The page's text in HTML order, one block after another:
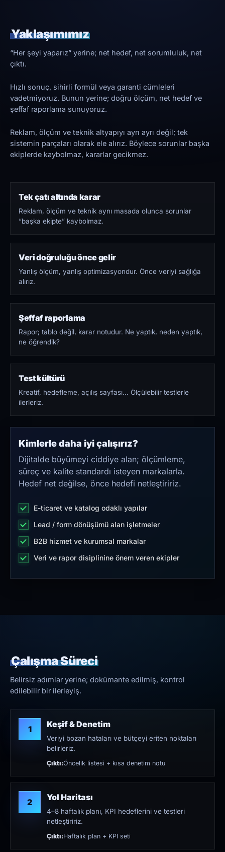
Yaklaşımımız
“Her şeyi yaparız” yerine; net hedef, net sorumluluk, net
çıktı.
Hızlı sonuç, sihirli formül veya garanti cümleleri
vadetmiyoruz. Bunun yerine; doğru ölçüm, net hedef ve
şeffaf raporlama sunuyoruz.
Reklam, ölçüm ve teknik altyapıyı ayrı ayrı değil; tek
sistemin parçaları olarak ele alırız. Böylece sorunlar başka
ekiplerde kaybolmaz, kararlar gecikmez.
Tek çatı altında karar
Reklam, ölçüm ve teknik aynı masada olunca sorunlar
“başka ekipte” kaybolmaz.
Veri doğruluğu önce gelir
Yanlış ölçüm, yanlış optimizasyondur. Önce veriyi sağlığa
alırız.
Şeffaf raporlama
Rapor; tablo değil, karar notudur. Ne yaptık, neden yaptık,
ne öğrendik?
Test kültürü
Kreatif, hedefleme, açılış sayfası… Ölçülebilir testlerle
ilerleriz.
Kimlerle daha iyi çalışırız?
Dijitalde büyümeyi ciddiye alan; ölçümleme,
süreç ve kalite standardı isteyen markalarla.
Hedef net değilse, önce hedefi netleştiririz.
E-ticaret ve katalog odaklı yapılar
Lead / form dönüşümü alan işletmeler
B2B hizmet ve kurumsal markalar
Veri ve rapor disiplinine önem veren ekipler
Çalışma Süreci
Belirsiz adımlar yerine; dokümante edilmiş, kontrol
edilebilir bir ilerleyiş.
1 Keşif & Denetim
Veriyi bozan hataları ve bütçeyi eriten noktaları
belirleriz.
Çıktı:Öncelik listesi + kısa denetim notu
2 Yol Haritası
4–8 haftalık planı, KPI hedeflerini ve testleri
netleştiririz.
Çıktı:Haftalık plan + KPI seti